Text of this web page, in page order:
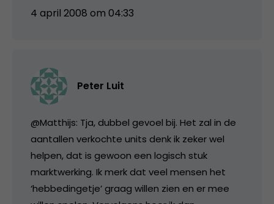
4 april 2008 om 04:33
Peter Luit
@Matthijs: Tja, dubbel gevoel bij. Het zal in de
aantallen verkochte units denk ik zeker wel
helpen, dat is gewoon een logisch stuk
marktwerking. Ik merk dat veel mensen het
‘hebbedingetje’ graag willen zien en er mee